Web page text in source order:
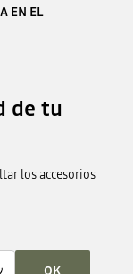
EN EL
de tu
los accesorios
OK